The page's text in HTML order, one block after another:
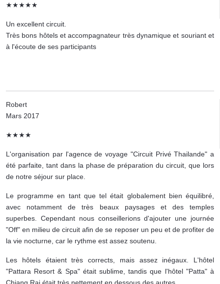
★★★★★
Un excellent circuit.
Très bons hôtels et accompagnateur très dynamique et souriant et
à l'écoute de ses participants
Robert
Mars 2017
★★★★
L'organisation par l'agence de voyage "Circuit Privé Thailande" a
été parfaite, tant dans la phase de préparation du circuit, que lors
de notre séjour sur place.
Le programme en tant que tel était globalement bien équilibré,
avec notamment de très beaux paysages et des temples
superbes. Cependant nous conseillerions d'ajouter une journée
"Off" en milieu de circuit afin de se reposer un peu et de profiter de
la vie nocturne, car le rythme est assez soutenu.
Les hôtels étaient très corrects, mais assez inégaux. L'hôtel
"Pattara Resort & Spa" était sublime, tandis que l'hôtel "Patta" à